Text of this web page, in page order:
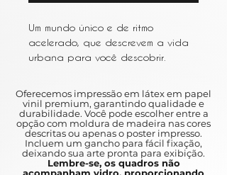
Um mundo único e de ritmo
acelerado, que descrevem a vida
urbana para você descobrir.
metrópoles movimentadas como
Nova York e São Paulo, a arte
urbana é um ótimo complemento
para qualquer casa.
Oferecemos impressão em látex em papel
vinil premium, garantindo qualidade e
durabilidade. Você pode escolher entre a
opção com moldura de madeira nas cores
descritas ou apenas o poster impresso.
Incluem um gancho para fácil fixação,
deixando sua arte pronta para exibição.
Lembre-se, os quadros não